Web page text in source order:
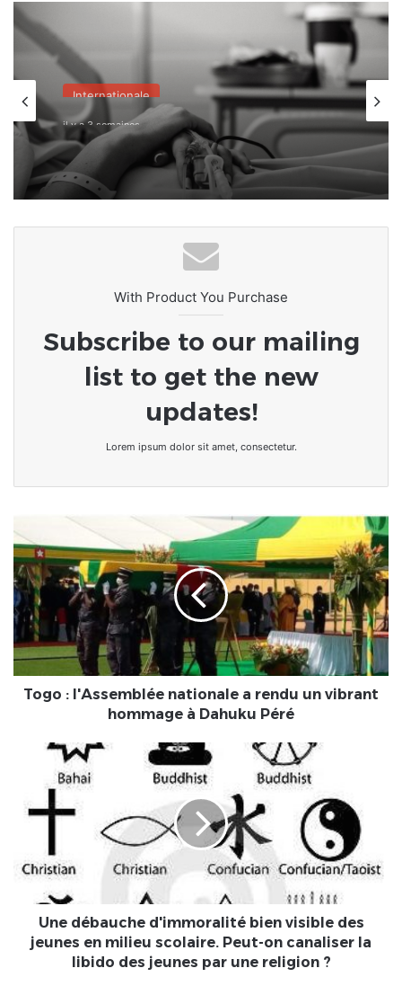
Internationale
il y a 3 semaines
France : l’Assemblée nationale
approuve « l’aide à mourir »
With Product You Purchase
Subscribe to our mailing
list to get the new
updates!
Lorem ipsum dolor sit amet, consectetur.
:
l'Assemblée
nationale
rendu
un
vibrant
hommage
Togo : l'Assemblée nationale a rendu un vibrant
hommage à Dahuku Péré
débauche
d'immoralité
bien
jeunes
milieu
scolaire.
Peut-
Une débauche d'immoralité bien visible des
jeunes en milieu scolaire. Peut-on canaliser la
libido des jeunes par une religion ?